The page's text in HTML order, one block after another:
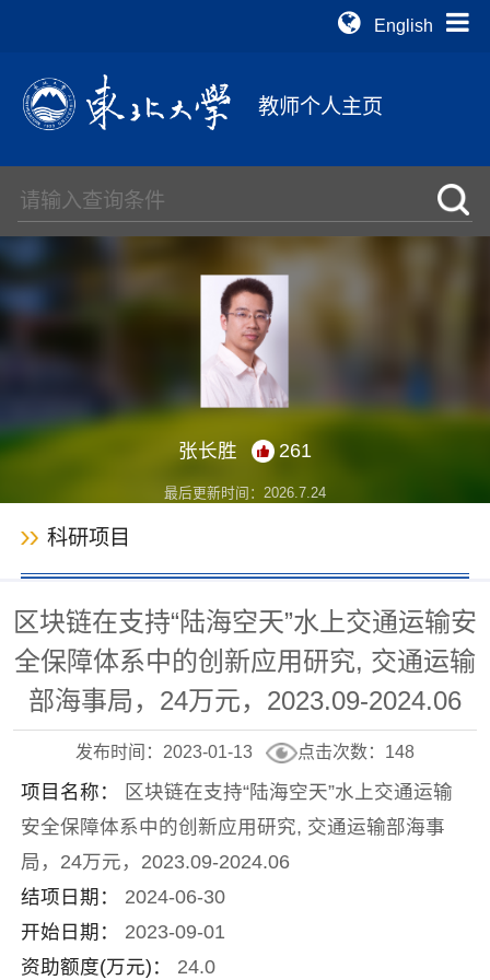
English
教师个人主页
张长胜 261
最后更新时间： 2026.7.24
科研项目
区块链在支持“陆海空天”水上交通运输安
全保障体系中的创新应用研究, 交通运输
部海事局，24万元，2023.09-2024.06
发布时间：2023-01-13 点击次数： 148
项目名称：
区块链在支持“陆海空天”水上交通运输
安全保障体系中的创新应用研究, 交通运输部海事
局，24万元，2023.09-2024.06
结项日期：
2024-06-30
开始日期：
2023-09-01
资助额度(万元)：
24.0